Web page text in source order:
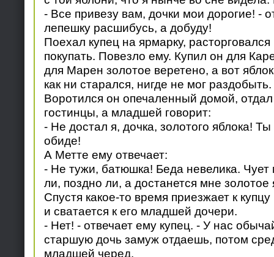
- Все привезу вам, дочки мои дорогие! -
лепешку расшибусь, а добуду!
Поехал купец на ярмарку, расторговался
покупать. Повезло ему. Купил он для
для Марен золотое веретено, а вот
как ни старался, нигде не мог раздобыть.
Воротился он опечаленный домой,
гостинцы, а младшей говорит:
- Не достал я, дочка, золотого яблока!
обиде!
А Метте ему отвечает:
- Не тужи, батюшка! Беда невелика. Чует
ли, поздно ли, а достанется мне золотое
Спустя какое-то время приезжает к
и сватается к его младшей дочери.
- Нет! - отвечает ему купец. - У нас
старшую дочь замуж отдаешь, потом
младшей черед.